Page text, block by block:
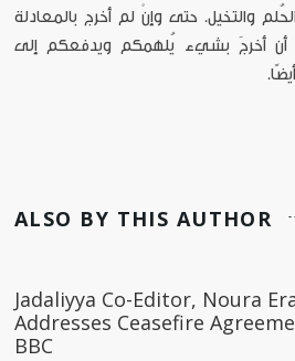
والتخيل. حتى وإنْ لم أخرج بالمعادلة
أن أخرجَ بشيء يُلهمكم ويدفعكم إلى
ALSO BY THIS AUTHOR
Jadaliyya Co-Editor, Noura
Addresses Ceasefire
BBC